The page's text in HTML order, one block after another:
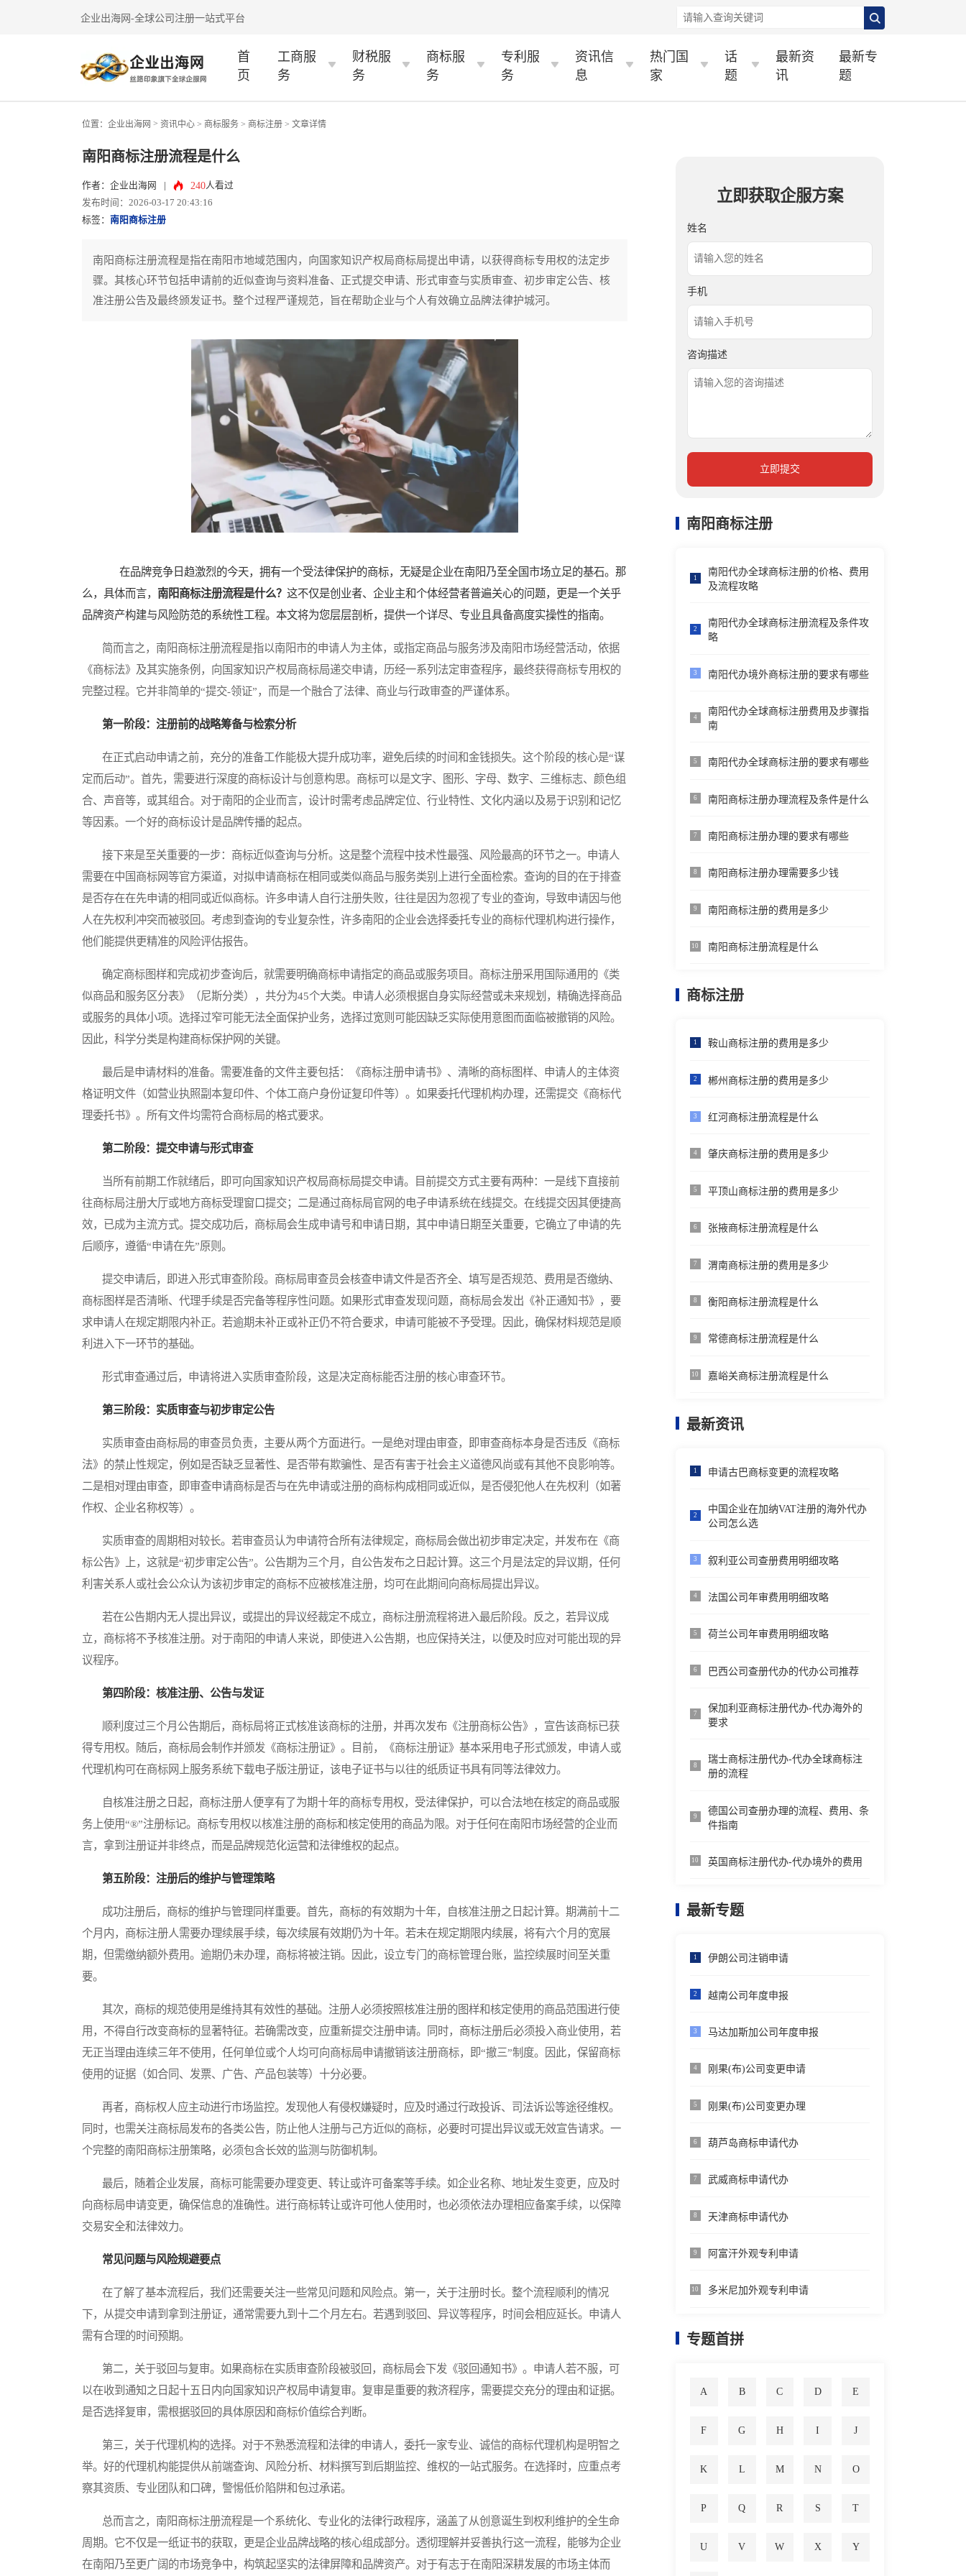
企业出海网-全球公司注册一站式平台
首
页
工商服
务
财税服
务
商标服
务
专利服
务
资讯信
息
热门国
家
话
题
最新资
讯
最新专
题
位置： 企业出海网 > 资讯中心 > 商标服务 > 商标注册 > 文章详情
南阳商标注册流程是什么
作者：企业出海网 240人看过
发布时间：2026-03-17 20:43:16
标签： 南阳商标注册
南阳商标注册流程是指在南阳市地域范围内，向国家知识产权局商标局提出申请，以获得商标专用权的法定步
骤。其核心环节包括申请前的近似查询与资料准备、正式提交申请、形式审查与实质审查、初步审定公告、核
准注册公告及最终颁发证书。整个过程严谨规范，旨在帮助企业与个人有效确立品牌法律护城河。
在品牌竞争日趋激烈的今天，拥有一个受法律保护的商标，无疑是企业在南阳乃至全国市场立足的基石。那
么，具体而言， 南阳商标注册流程是什么？ 这不仅是创业者、企业主和个体经营者普遍关心的问题，更是一个关乎
品牌资产构建与风险防范的系统性工程。本文将为您层层剖析，提供一个详尽、专业且具备高度实操性的指南。
简而言之，南阳商标注册流程是指以南阳市的申请人为主体，或指定商品与服务涉及南阳市场经营活动，依据
《商标法》及其实施条例，向国家知识产权局商标局递交申请，历经一系列法定审查程序，最终获得商标专用权的
完整过程。它并非简单的“提交-领证”，而是一个融合了法律、商业与行政审查的严谨体系。
第一阶段：注册前的战略筹备与检索分析
在正式启动申请之前，充分的准备工作能极大提升成功率，避免后续的时间和金钱损失。这个阶段的核心是“谋
定而后动”。首先，需要进行深度的商标设计与创意构思。商标可以是文字、图形、字母、数字、三维标志、颜色组
合、声音等，或其组合。对于南阳的企业而言，设计时需考虑品牌定位、行业特性、文化内涵以及易于识别和记忆
等因素。一个好的商标设计是品牌传播的起点。
接下来是至关重要的一步：商标近似查询与分析。这是整个流程中技术性最强、风险最高的环节之一。申请人
需要在中国商标网等官方渠道，对拟申请商标在相同或类似商品与服务类别上进行全面检索。查询的目的在于排查
是否存在在先申请的相同或近似商标。许多申请人自行注册失败，往往是因为忽视了专业的查询，导致申请因与他
人在先权利冲突而被驳回。考虑到查询的专业复杂性，许多南阳的企业会选择委托专业的商标代理机构进行操作，
他们能提供更精准的风险评估报告。
确定商标图样和完成初步查询后，就需要明确商标申请指定的商品或服务项目。商标注册采用国际通用的《类
似商品和服务区分表》（尼斯分类），共分为45个大类。申请人必须根据自身实际经营或未来规划，精确选择商品
或服务的具体小项。选择过窄可能无法全面保护业务，选择过宽则可能因缺乏实际使用意图而面临被撤销的风险。
因此，科学分类是构建商标保护网的关键。
最后是申请材料的准备。需要准备的文件主要包括：《商标注册申请书》、清晰的商标图样、申请人的主体资
格证明文件（如营业执照副本复印件、个体工商户身份证复印件等）。如果委托代理机构办理，还需提交《商标代
理委托书》。所有文件均需符合商标局的格式要求。
第二阶段：提交申请与形式审查
当所有前期工作就绪后，即可向国家知识产权局商标局提交申请。目前提交方式主要有两种：一是线下直接前
往商标局注册大厅或地方商标受理窗口提交；二是通过商标局官网的电子申请系统在线提交。在线提交因其便捷高
效，已成为主流方式。提交成功后，商标局会生成申请号和申请日期，其中申请日期至关重要，它确立了申请的先
后顺序，遵循“申请在先”原则。
提交申请后，即进入形式审查阶段。商标局审查员会核查申请文件是否齐全、填写是否规范、费用是否缴纳、
商标图样是否清晰、代理手续是否完备等程序性问题。如果形式审查发现问题，商标局会发出《补正通知书》，要
求申请人在规定期限内补正。若逾期未补正或补正仍不符合要求，申请可能被不予受理。因此，确保材料规范是顺
利进入下一环节的基础。
形式审查通过后，申请将进入实质审查阶段，这是决定商标能否注册的核心审查环节。
第三阶段：实质审查与初步审定公告
实质审查由商标局的审查员负责，主要从两个方面进行。一是绝对理由审查，即审查商标本身是否违反《商标
法》的禁止性规定，例如是否缺乏显著性、是否带有欺骗性、是否有害于社会主义道德风尚或有其他不良影响等。
二是相对理由审查，即审查申请商标是否与在先申请或注册的商标构成相同或近似，是否侵犯他人在先权利（如著
作权、企业名称权等）。
实质审查的周期相对较长。若审查员认为申请符合所有法律规定，商标局会做出初步审定决定，并发布在《商
标公告》上，这就是“初步审定公告”。公告期为三个月，自公告发布之日起计算。这三个月是法定的异议期，任何
利害关系人或社会公众认为该初步审定的商标不应被核准注册，均可在此期间向商标局提出异议。
若在公告期内无人提出异议，或提出的异议经裁定不成立，商标注册流程将进入最后阶段。反之，若异议成
立，商标将不予核准注册。对于南阳的申请人来说，即使进入公告期，也应保持关注，以便及时应对可能出现的异
议程序。
第四阶段：核准注册、公告与发证
顺利度过三个月公告期后，商标局将正式核准该商标的注册，并再次发布《注册商标公告》，宣告该商标已获
得专用权。随后，商标局会制作并颁发《商标注册证》。目前，《商标注册证》基本采用电子形式颁发，申请人或
代理机构可在商标网上服务系统下载电子版注册证，该电子证书与以往的纸质证书具有同等法律效力。
自核准注册之日起，商标注册人便享有了为期十年的商标专用权，受法律保护，可以合法地在核定的商品或服
务上使用“®”注册标记。商标专用权以核准注册的商标和核定使用的商品为限。对于任何在南阳市场经营的企业而
言，拿到注册证并非终点，而是品牌规范化运营和法律维权的起点。
第五阶段：注册后的维护与管理策略
成功注册后，商标的维护与管理同样重要。首先，商标的有效期为十年，自核准注册之日起计算。期满前十二
个月内，商标注册人需要办理续展手续，每次续展有效期仍为十年。若未在规定期限内续展，将有六个月的宽展
期，但需缴纳额外费用。逾期仍未办理，商标将被注销。因此，设立专门的商标管理台账，监控续展时间至关重
要。
其次，商标的规范使用是维持其有效性的基础。注册人必须按照核准注册的图样和核定使用的商品范围进行使
用，不得自行改变商标的显著特征。若确需改变，应重新提交注册申请。同时，商标注册后必须投入商业使用，若
无正当理由连续三年不使用，任何单位或个人均可向商标局申请撤销该注册商标，即“撤三”制度。因此，保留商标
使用的证据（如合同、发票、广告、产品包装等）十分必要。
再者，商标权人应主动进行市场监控。发现他人有侵权嫌疑时，应及时通过行政投诉、司法诉讼等途径维权。
同时，也需关注商标局发布的各类公告，防止他人注册与己方近似的商标，必要时可提出异议或无效宣告请求。一
个完整的南阳商标注册策略，必须包含长效的监测与防御机制。
最后，随着企业发展，商标可能需要办理变更、转让或许可备案等手续。如企业名称、地址发生变更，应及时
向商标局申请变更，确保信息的准确性。进行商标转让或许可他人使用时，也必须依法办理相应备案手续，以保障
交易安全和法律效力。
常见问题与风险规避要点
在了解了基本流程后，我们还需要关注一些常见问题和风险点。第一，关于注册时长。整个流程顺利的情况
下，从提交申请到拿到注册证，通常需要九到十二个月左右。若遇到驳回、异议等程序，时间会相应延长。申请人
需有合理的时间预期。
第二，关于驳回与复审。如果商标在实质审查阶段被驳回，商标局会下发《驳回通知书》。申请人若不服，可
以在收到通知之日起十五日内向国家知识产权局申请复审。复审是重要的救济程序，需要提交充分的理由和证据。
是否选择复审，需根据驳回的具体原因和商标价值综合判断。
第三，关于代理机构的选择。对于不熟悉流程和法律的申请人，委托一家专业、诚信的商标代理机构是明智之
举。好的代理机构能提供从前端查询、风险分析、材料撰写到后期监控、维权的一站式服务。在选择时，应重点考
察其资质、专业团队和口碑，警惕低价陷阱和包过承诺。
总而言之，南阳商标注册流程是一个系统化、专业化的法律行政程序，涵盖了从创意诞生到权利维护的全生命
周期。它不仅是一纸证书的获取，更是企业品牌战略的核心组成部分。透彻理解并妥善执行这一流程，能够为企业
在南阳乃至更广阔的市场竞争中，构筑起坚实的法律屏障和品牌资产。对于有志于在南阳深耕发展的市场主体而
立即获取企服方案
姓名
手机
咨询描述
立即提交
南阳商标注册
1
南阳代办全球商标注册的价格、费用
及流程攻略
2
南阳代办全球商标注册流程及条件攻
略
3 南阳代办境外商标注册的要求有哪些
4
南阳代办全球商标注册费用及步骤指
南
5 南阳代办全球商标注册的要求有哪些
6 南阳商标注册办理流程及条件是什么
7 南阳商标注册办理的要求有哪些
8 南阳商标注册办理需要多少钱
9 南阳商标注册的费用是多少
10 南阳商标注册流程是什么
商标注册
1 鞍山商标注册的费用是多少
2 郴州商标注册的费用是多少
3 红河商标注册流程是什么
4 肇庆商标注册的费用是多少
5 平顶山商标注册的费用是多少
6 张掖商标注册流程是什么
7 渭南商标注册的费用是多少
8 衡阳商标注册流程是什么
9 常德商标注册流程是什么
10 嘉峪关商标注册流程是什么
最新资讯
1 申请古巴商标变更的流程攻略
2
中国企业在加纳VAT注册的海外代办
公司怎么选
3 叙利亚公司查册费用明细攻略
4 法国公司年审费用明细攻略
5 荷兰公司年审费用明细攻略
6 巴西公司查册代办的代办公司推荐
7
保加利亚商标注册代办-代办海外的
要求
8
瑞士商标注册代办-代办全球商标注
册的流程
9
德国公司查册办理的流程、费用、条
件指南
10 英国商标注册代办-代办境外的费用
最新专题
1 伊朗公司注销申请
2 越南公司年度申报
3 马达加斯加公司年度申报
4 刚果(布)公司变更申请
5 刚果(布)公司变更办理
6 葫芦岛商标申请代办
7 武威商标申请代办
8 天津商标申请代办
9 阿富汗外观专利申请
10 多米尼加外观专利申请
专题首拼
A B C D E
F G H I J
K L M N O
P Q R S T
U V W X Y